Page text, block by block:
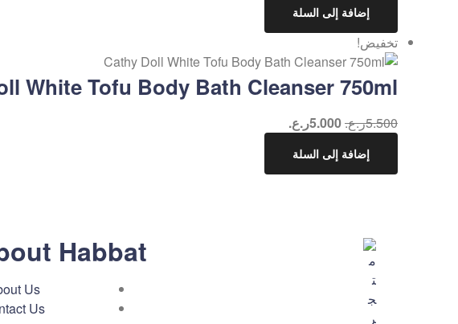
إضافة إلى السلة
تخفيض!
White Tofu Body Bath Cleanser 750ml
5.500ر.ع.5.000ر.ع.
إضافة إلى السلة
Habbat
Us
Us